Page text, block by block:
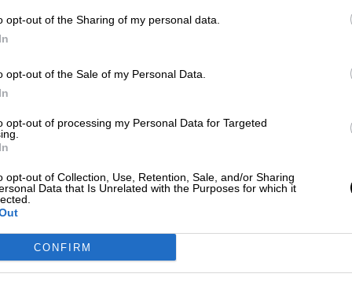
opt-out of the Sharing of my personal data.
opt-out of the Sale of my Personal Data.
opt-out of processing my Personal Data for Targeted
opt-out of Collection, Use, Retention, Sale, and/or Sharing
Data that Is Unrelated with the Purposes for which it
CONFIRM
, es
en todo el país disminuyó tras el cierre de
de combustible ya que en la actualidad lo
en los ductos de Pemex ubicados en el
que ascenderán a un total de
en 80 municipios que se encuentran
dieron a conocer que son alrededor de
, debido a que luego de la explosión
ya cuentan con